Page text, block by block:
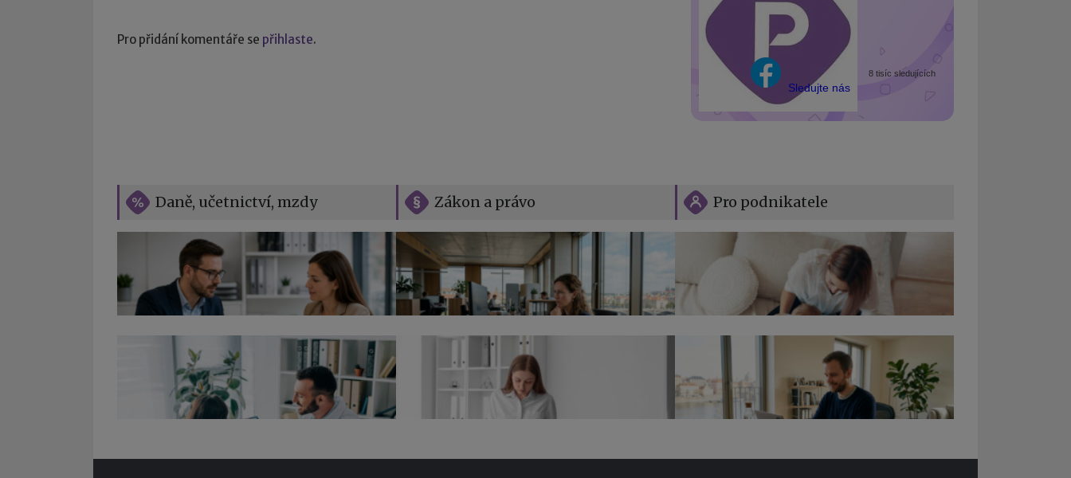
Pro přidání komentáře se přihlaste.
Sledujte nás
8 tisíc sledujících
Daně, učetnictví, mzdy Zákon a právo
Vše o překážkách v práci na straně
zaměstnavatele
Pro podnikatele